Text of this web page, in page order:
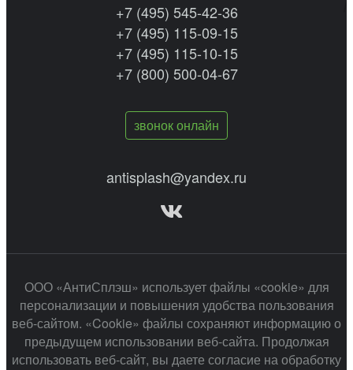
+7 (495) 545-42-36
+7 (495) 115-09-15
+7 (495) 115-10-15
+7 (800) 500-04-67
звонок онлайн
antisplash@yandex.ru
ООО «АнтиСплэш» использует файлы «cookie» для
персонализации и повышения удобства пользования
веб-сайтом. «Cookie» файлы сохраняют информацию о
предыдущем использовании веб-сайта. Продолжая
использовать веб-сайт, вы даете согласие на обработку